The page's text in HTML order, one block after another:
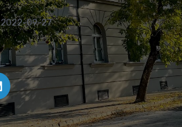
2022-09-27